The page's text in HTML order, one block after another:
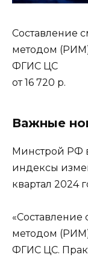
Составление
методом
ФГИС ЦС
от 16 720 р.
Важные
Минстрой РФ
индексы
квартал 2024
методом
ФГИС ЦС.